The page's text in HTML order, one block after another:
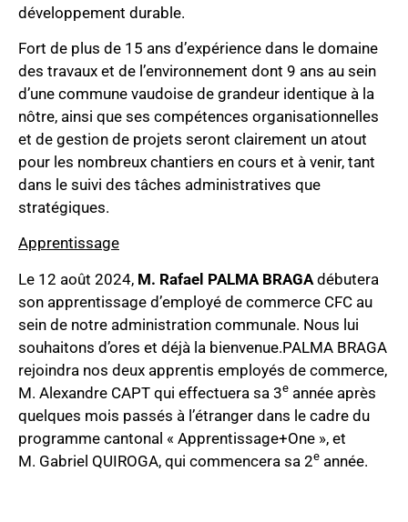
développement durable.
Fort de plus de 15 ans d’expérience dans le domaine
des travaux et de l’environnement dont 9 ans au sein
d’une commune vaudoise de grandeur identique à la
nôtre, ainsi que ses compétences organisationnelles
et de gestion de projets seront clairement un atout
pour les nombreux chantiers en cours et à venir, tant
dans le suivi des tâches administratives que
stratégiques.
Apprentissage
Le 12 août 2024, M. Rafael PALMA BRAGA débutera
son apprentissage d’employé de commerce CFC au
sein de notre administration communale. Nous lui
souhaitons d’ores et déjà la bienvenue.PALMA BRAGA
rejoindra nos deux apprentis employés de commerce,
M. Alexandre CAPT qui effectuera sa 3e année après
quelques mois passés à l’étranger dans le cadre du
programme cantonal « Apprentissage+One », et
M. Gabriel QUIROGA, qui commencera sa 2e année.